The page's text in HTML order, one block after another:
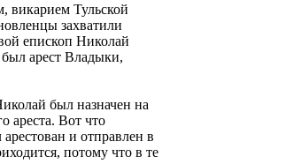
викарием Тульской
захватили
епископ Николай
арест Владыки,
был назначен на
ареста. Вот что
и отправлен в
потому что в те